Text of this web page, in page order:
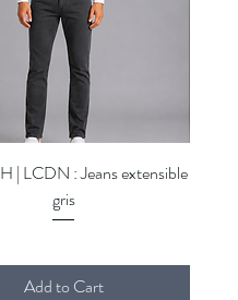
| LCDN : Jeans extensible
gris
Add to Cart